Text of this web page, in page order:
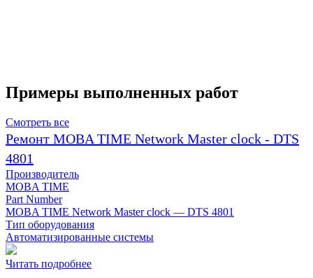
Примеры выполненных работ
Смотреть все
Ремонт MOBA TIME Network Master clock - DTS
4801
Производитель
MOBA TIME
Part Number
MOBA TIME Network Master clock — DTS 4801
Тип оборудования
Автоматизированные системы
Читать подробнее